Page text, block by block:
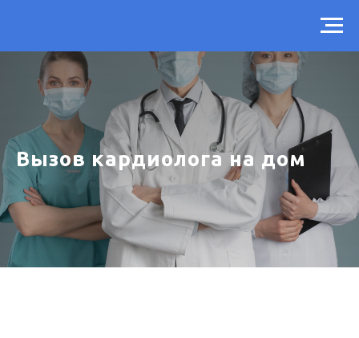
Вызов кардиолога на дом